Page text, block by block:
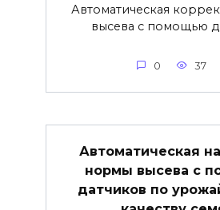
Автоматическая
высева с помощью
0 37
Автоматическая
нормы высева с
датчиков по